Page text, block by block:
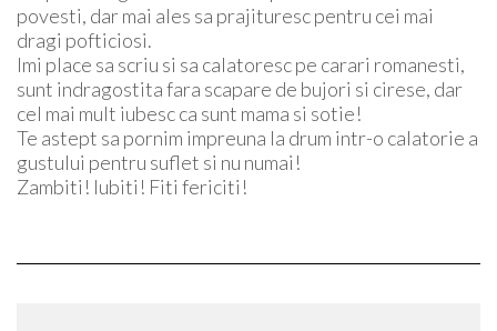
povesti, dar mai ales sa prajituresc pentru cei mai
dragi pofticiosi.
Imi place sa scriu si sa calatoresc pe carari romanesti,
sunt indragostita fara scapare de bujori si cirese, dar
cel mai mult iubesc ca sunt mama si sotie!
Te astept sa pornim impreuna la drum intr-o calatorie a
gustului pentru suflet si nu numai!
Zambiti! Iubiti! Fiti fericiti!